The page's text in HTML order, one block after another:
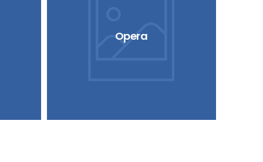
Opera